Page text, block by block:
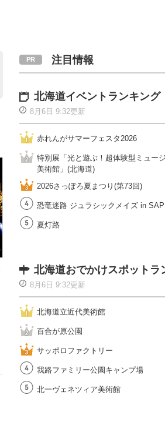
注目情報
北海道イベントランキング
8月6日 9:32更新
赤れんがサマーフェスタ2026
特別展「光と遊ぶ！超体験型ミュー
美術館」(北海道)
2026さっぽろ夏まつり(第73回)
恐竜迷路 ジュラシックメイズ in
夏灯路
北海道おでかけスポットラ
8月6日 9:32更新
北海道立近代美術館
百合が原公園
サッポロファクトリー
我路ファミリー公園キャンプ場
北一ヴェネツィア美術館